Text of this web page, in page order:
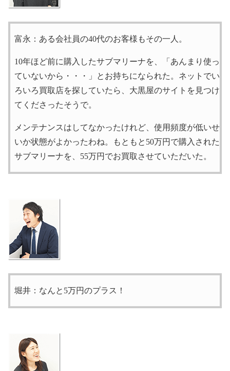
富永：ある会社員の40代のお客様もその一人。
10年ほど前に購入したサブマリーナを、「あんまり使っ
ていないから・・・」とお持ちになられた。ネットでい
ろいろ買取店を探していたら、大黒屋のサイトを見つけ
てくださったそうで。
メンテナンスはしてなかったけれど、使用頻度が低いせ
いか状態がよかったわね。もともと50万円で購入された
サブマリーナを、55万円でお買取させていただいた。
堀井：なんと5万円のプラス！